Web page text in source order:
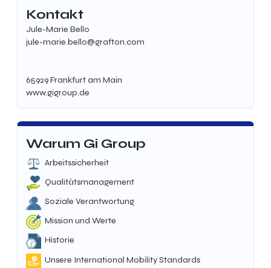
Kontakt
Jule-Marie Bello
jule-marie.bello@grafton.com
65929 Frankfurt am Main
www.gigroup.de
Warum Gi Group
Arbeitssicherheit
Qualitätsmanagement
Soziale Verantwortung
Mission und Werte
Historie
Unsere International Mobility Standards